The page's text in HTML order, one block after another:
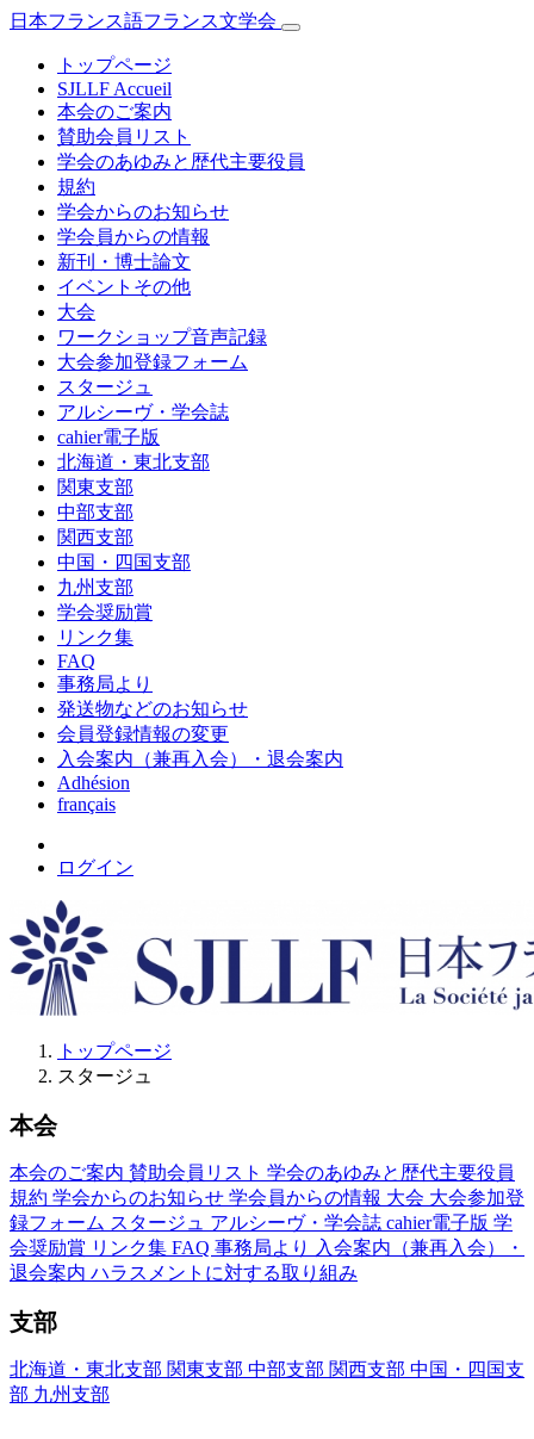
日本フランス語フランス文学会
トップページ
SJLLF Accueil
本会のご案内
賛助会員リスト
学会のあゆみと歴代主要役員
規約
学会からのお知らせ
学会員からの情報
新刊・博士論文
イベントその他
大会
ワークショップ音声記録
大会参加登録フォーム
スタージュ
アルシーヴ・学会誌
cahier電子版
北海道・東北支部
関東支部
中部支部
関西支部
中国・四国支部
九州支部
学会奨励賞
リンク集
FAQ
事務局より
発送物などのお知らせ
会員登録情報の変更
入会案内（兼再入会）・退会案内
Adhésion
français
ログイン
トップページ
スタージュ
本会
本会のご案内 賛助会員リスト 学会のあゆみと歴代主要役員
規約 学会からのお知らせ 学会員からの情報 大会 大会参加登
録フォーム スタージュ アルシーヴ・学会誌 cahier電子版 学
会奨励賞 リンク集 FAQ 事務局より
入会案内（兼再入会）・
退会案内 ハラスメントに対する取り組み
支部
北海道・東北支部 関東支部 中部支部 関西支部 中国・四国支
部 九州支部